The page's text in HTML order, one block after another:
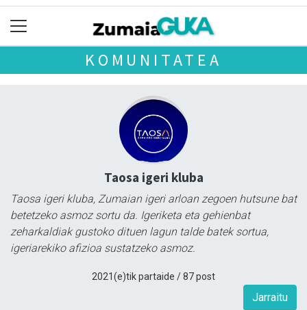
KOMUNITATEA
Taosa igeri kluba
Taosa igeri kluba, Zumaian igeri arloan zegoen hutsune bat
betetzeko asmoz sortu da. Igeriketa eta gehienbat
zeharkaldiak gustoko dituen lagun talde batek sortua,
igeriarekiko afizioa sustatzeko asmoz.
2021(e)tik partaide / 87 post
Jarraitu